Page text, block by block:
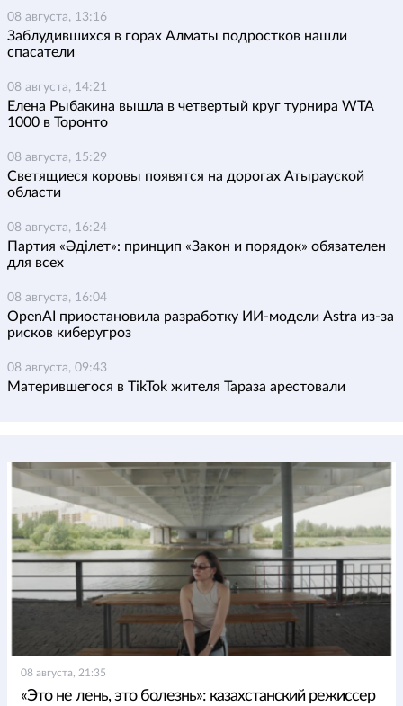
08 августа, 13:16
Заблудившихся в горах Алматы подростков нашли
спасатели
08 августа, 14:21
Елена Рыбакина вышла в четвертый круг турнира WTA
1000 в Торонто
08 августа, 15:29
Светящиеся коровы появятся на дорогах Атырауской
области
08 августа, 16:24
Партия «Әділет»: принцип «Закон и порядок» обязателен
для всех
08 августа, 16:04
OpenAI приостановила разработку ИИ-модели Astra из-за
рисков киберугроз
08 августа, 09:43
Матерившегося в TikTok жителя Тараза арестовали
08 августа, 21:35
«Это не лень, это болезнь»: казахстанский режиссер